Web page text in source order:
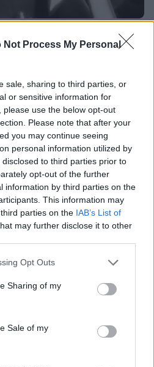
Not Process My Personal
sale, sharing to third parties, or
or sensitive information for
use the below opt-out
Please note that after your
you may continue seeing
personal information utilized by
to third parties prior to
opt-out of the further
information by third parties on the
This information may
parties on the IAB’s List of
may further disclose it to other
app uses one or more Google
behaviour. You may click to
and its third-party tags to
purposes in below Google
Opt Outs
Sharing of my
Sale of my
nagrado tudi Korošica
uspešna tudi Korošca Gal